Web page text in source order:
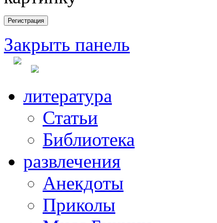
Закрыть панель
литература
Статьи
Библиотека
развлечения
Анекдоты
Приколы